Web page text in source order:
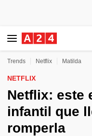
Trends Netflix Matilda
NETFLIX
Netflix: este
infantil que
romperla